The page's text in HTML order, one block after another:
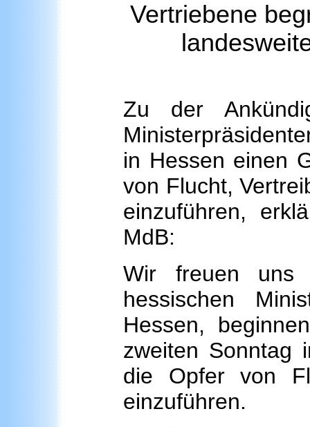
Vertriebene
Zu der
in Hessen einen
von Flucht,
einzuführen,
MdB:
Wir freuen uns
hessischen
Hessen,
zweiten Sonntag
die Opfer von
einzuführen.